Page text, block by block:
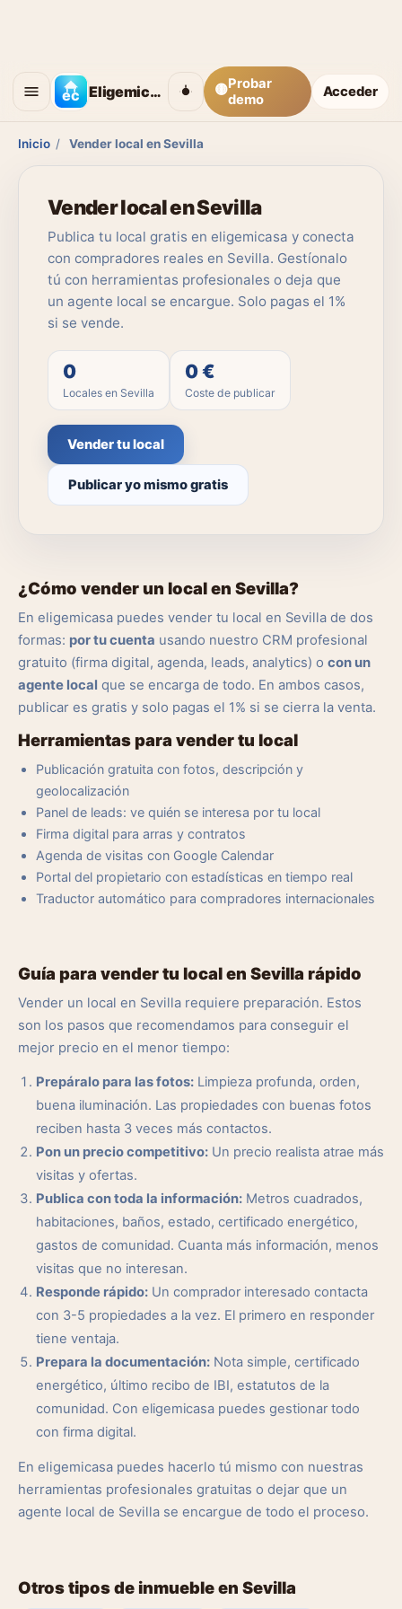
Eligemicasa 🟡Probar
demo
Acceder
Inicio / Vender local en Sevilla
Vender local en Sevilla
Publica tu local gratis en eligemicasa y conecta
con compradores reales en Sevilla. Gestíonalo
tú con herramientas profesionales o deja que
un agente local se encargue. Solo pagas el 1%
si se vende.
0
Locales en Sevilla
0 €
Coste de publicar
Vender tu local
Publicar yo mismo gratis
¿Cómo vender un local en Sevilla?
En eligemicasa puedes vender tu local en Sevilla de dos
formas: por tu cuenta usando nuestro CRM profesional
gratuito (firma digital, agenda, leads, analytics) o con un
agente local que se encarga de todo. En ambos casos,
publicar es gratis y solo pagas el 1% si se cierra la venta.
Herramientas para vender tu local
Publicación gratuita con fotos, descripción y
geolocalización
Panel de leads: ve quién se interesa por tu local
Firma digital para arras y contratos
Agenda de visitas con Google Calendar
Portal del propietario con estadísticas en tiempo real
Traductor automático para compradores internacionales
Guía para vender tu local en Sevilla rápido
Vender un local en Sevilla requiere preparación. Estos
son los pasos que recomendamos para conseguir el
mejor precio en el menor tiempo:
Prepáralo para las fotos: Limpieza profunda, orden,
buena iluminación. Las propiedades con buenas fotos
reciben hasta 3 veces más contactos.
Pon un precio competitivo: Un precio realista atrae más
visitas y ofertas.
Publica con toda la información: Metros cuadrados,
habitaciones, baños, estado, certificado energético,
gastos de comunidad. Cuanta más información, menos
visitas que no interesan.
Responde rápido: Un comprador interesado contacta
con 3-5 propiedades a la vez. El primero en responder
tiene ventaja.
Prepara la documentación: Nota simple, certificado
energético, último recibo de IBI, estatutos de la
comunidad. Con eligemicasa puedes gestionar todo
con firma digital.
En eligemicasa puedes hacerlo tú mismo con nuestras
herramientas profesionales gratuitas o dejar que un
agente local de Sevilla se encargue de todo el proceso.
Otros tipos de inmueble en Sevilla